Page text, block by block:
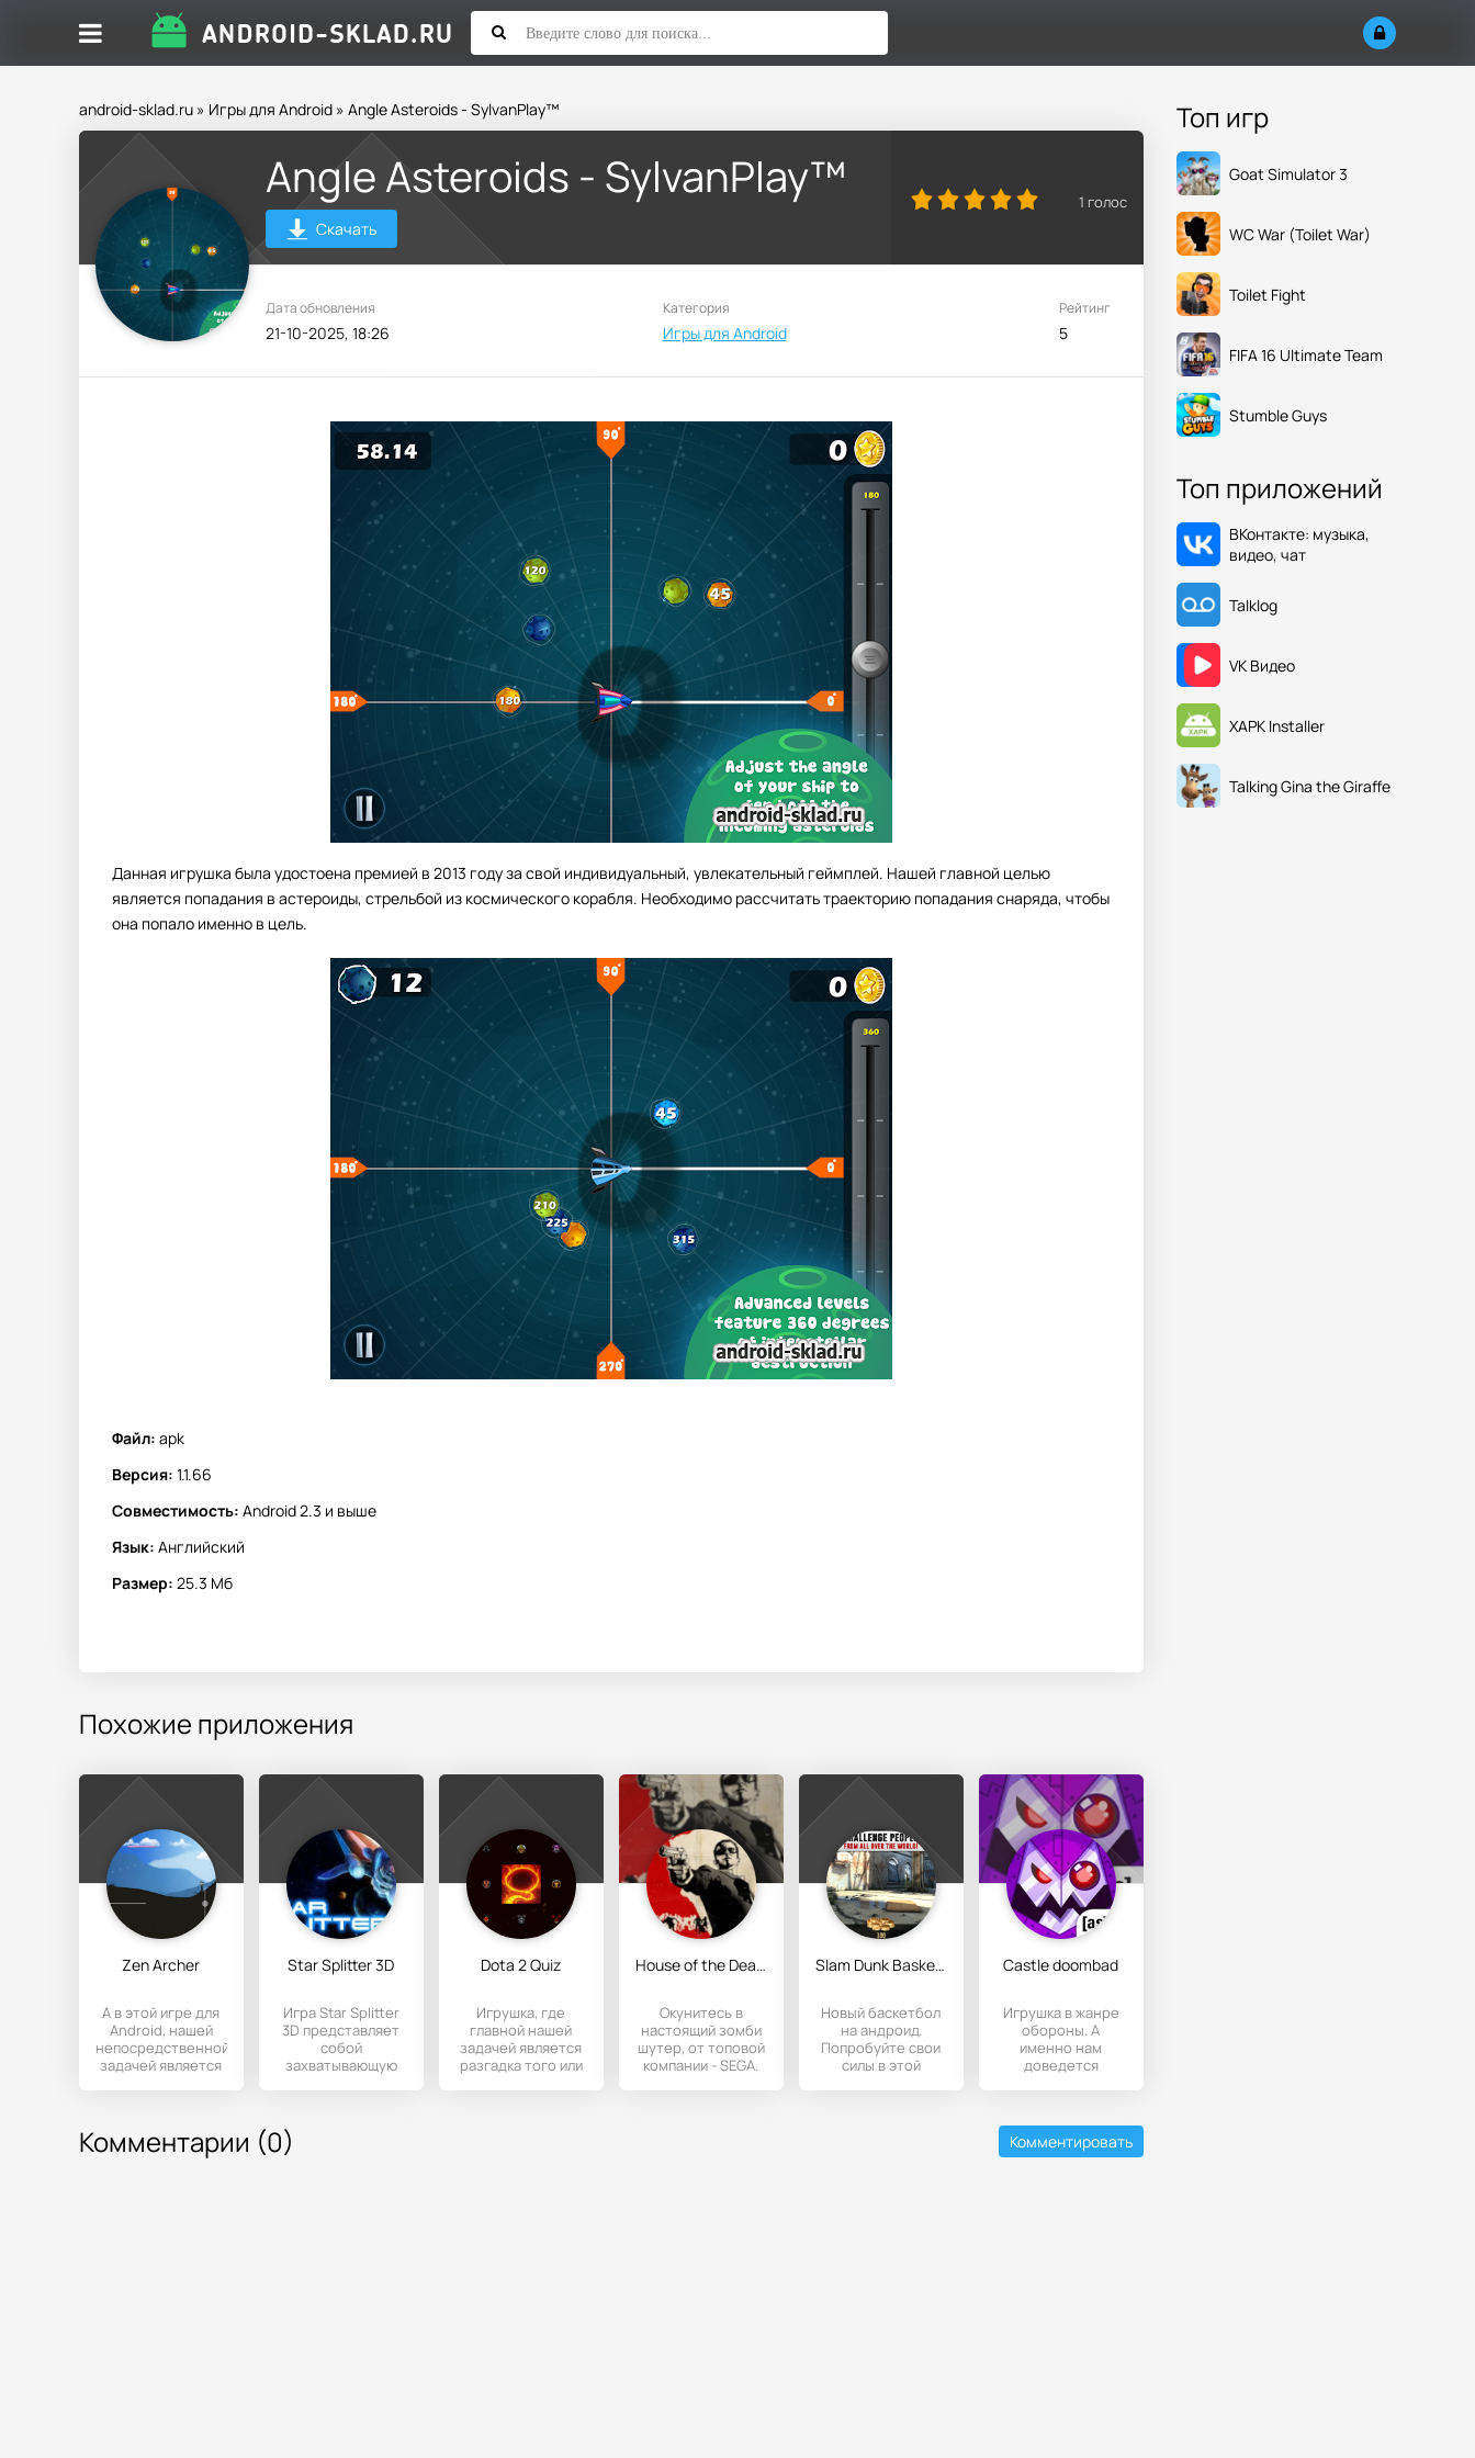
android-sklad.ru » Игры для Android » Angle Asteroids - SylvanPlay™
Angle Asteroids - SylvanPlay™
Скачать
1 голос
Дата обновления
21-10-2025, 18:26
Категория
Игры для Android
Рейтинг
5
Данная игрушка была удостоена премией в 2013 году за свой индивидуальный, увлекательный геймплей. Нашей главной целью
является попадания в астероиды, стрельбой из космического корабля. Необходимо рассчитать траекторию попадания снаряда, чтобы
она попало именно в цель.
Файл: apk
Версия: 1.1.66
Совместимость: Android 2.3 и выше
Язык: Английский
Размер: 25.3 Мб
Похожие приложения
Zen Archer
А в этой игре для
Android, нашей
непосредственной
задачей является
Star Splitter 3D
Игра Star Splitter
3D представляет
собой
захватывающую
Dota 2 Quiz
Игрушка, где
главной нашей
задачей является
разгадка того или
House of the Dead Overkill: LR
Окунитесь в
настоящий зомби
шутер, от топовой
компании - SEGA.
Slam Dunk Basketball 2
Новый баскетбол
на андроид.
Попробуйте свои
силы в этой
Castle doombad
Игрушка в жанре
обороны. А
именно нам
доведется
находиться под
нашей
Комментарии (0) Комментировать
Топ игр
Goat Simulator 3
WC War (Toilet War)
Toilet Fight
FIFA 16 Ultimate Team
Stumble Guys
Топ приложений
ВКонтакте: музыка,
видео, чат
Talklog
VK Видео
XAPK Installer
Talking Gina the Giraffe